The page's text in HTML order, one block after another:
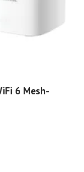
6 Mesh-